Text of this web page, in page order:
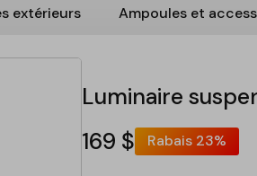
extérieurs Ampoules et
Luminaire
169 $
Rabais23%